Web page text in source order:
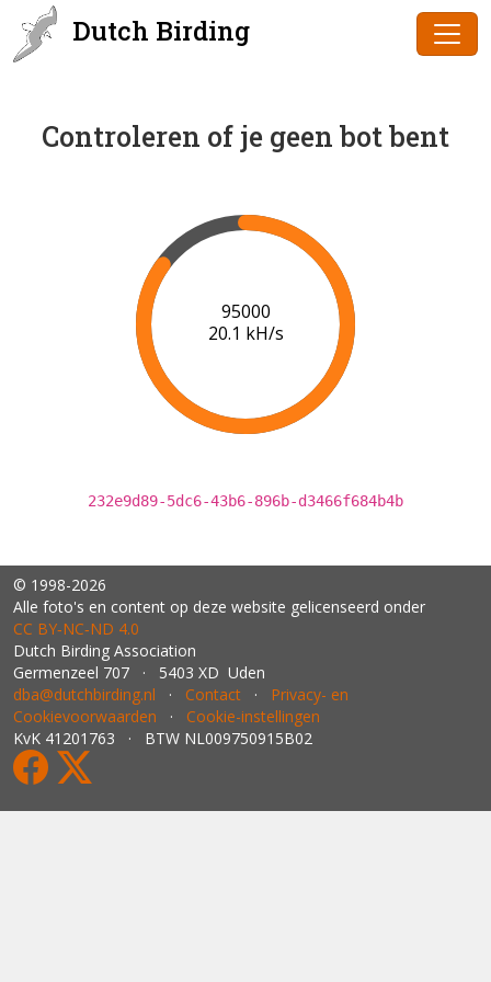
Dutch Birding
Controleren of je geen bot bent
96000
20.2 kH/s
232e9d89-5dc6-43b6-896b-d3466f684b4b
© 1998-2026
Alle foto's en content op deze website gelicenseerd onder
CC BY‑NC‑ND 4.0
Dutch Birding Association
Germenzeel 707 · 5403 XD Uden
dba@dutchbirding.nl · Contact · Privacy- en
Cookievoorwaarden · Cookie-instellingen
KvK 41201763 · BTW NL009750915B02